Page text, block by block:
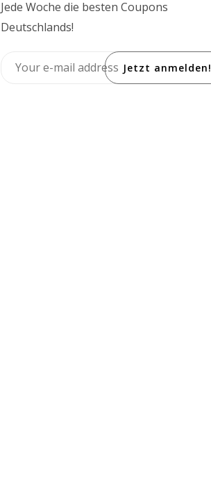
Jede Woche die besten Coupons
Deutschlands!
Jetzt anmelden!